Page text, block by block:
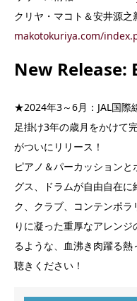
クリヤ・マコト＆安井源之
makotokuriya.com/
New Release:
★2024年3～6月：JAL国際
足掛け3年の歳月をかけて
がついにリリース！
ピアノ＆パーカッション
グス、ドラムが自由自在
ク、クラブ、コンテンポ
りに凝った重厚なアレン
るような、血沸き肉躍る熱
聴きください！